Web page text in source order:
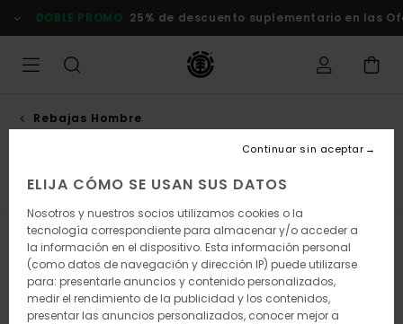
la
productos
DOBLE PROMO 25% de descuento suplementario en las
Rebajas Hombre
Zapatillas Gorras, Sombreros y Gorros
Filtrar y Ordenar
criterios
ordenar
ELIJA CÓMO SE USAN SUS DATOS
Nosotros y nuestros socios utilizamos cookies o la
tecnología correspondiente para almacenar y/o acceder a
la información en el dispositivo. Esta información personal
(como datos de navegación y dirección IP) puede utilizarse
para: presentarle anuncios y contenido personalizados,
medir el rendimiento de la publicidad y los contenidos,
presentar las anuncios personalizados, conocer mejor a
Continuar sin aceptar